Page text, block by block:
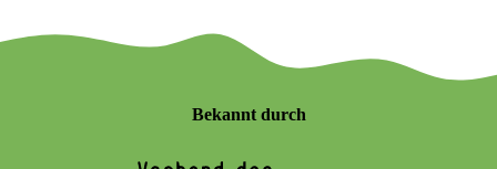
Bekannt durch